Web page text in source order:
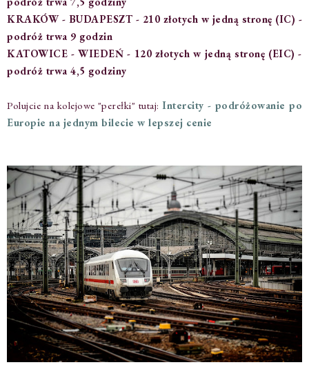
KRAKÓW - BUDAPESZT - 210 złotych w jedną stronę (IC) -
podróż trwa 9 godzin
KATOWICE - WIEDEŃ - 120 złotych w jedną stronę (EIC) -
podróż trwa 4,5 godziny
Polujcie na kolejowe "perełki" tutaj:Intercity - podróżowanie po
Europie na jednym bilecie w lepszej cenie